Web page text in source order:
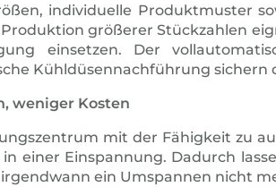
individuelle Produkt­muster
größerer Stückzahlen
einsetzen. Der
Kühldüsennachführung
weniger Kosten
mit der Fähigkeit zu
einer Einspannung. Dadurch
ein Umspannen nicht